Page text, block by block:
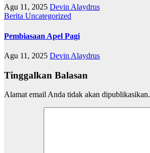
Agu 11, 2025 Devin Alaydrus
Berita Uncategorized
Pembiasaan Apel Pagi
Agu 11, 2025 Devin Alaydrus
Tinggalkan Balasan
Alamat email Anda tidak akan dipublikasikan.